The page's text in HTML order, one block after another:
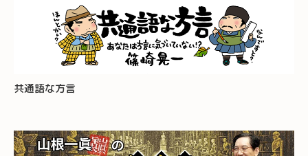
共通語な方言